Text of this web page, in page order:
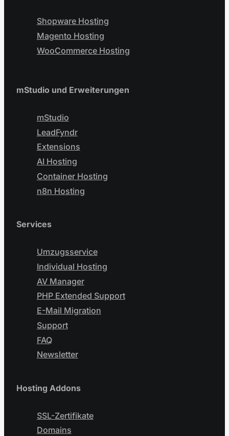
Shopware Hosting
Magento Hosting
WooCommerce Hosting
mStudio und Erweiterungen
mStudio
LeadFyndr
Extensions
AI Hosting
Container Hosting
n8n Hosting
Services
Umzugsservice
Individual Hosting
AV Manager
PHP Extended Support
E-Mail Migration
Support
FAQ
Newsletter
Hosting Addons
SSL-Zertifikate
Domains